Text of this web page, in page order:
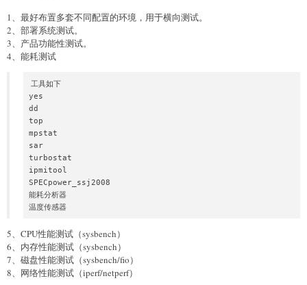
1、最好布置多套不同配置的环境，用于横向测试。
2、部署系统测试。
3、产品功能性测试。
4、能耗测试
工具如下
yes
dd
top
mpstat
sar
turbostat
ipmitool
SPECpower_ssj2008
能耗分析器
温度传感器
5、CPU性能测试（sysbench）
6、内存性能测试（sysbench）
7、磁盘性能测试（sysbench/fio）
8、网络性能测试（iperf/netperf）